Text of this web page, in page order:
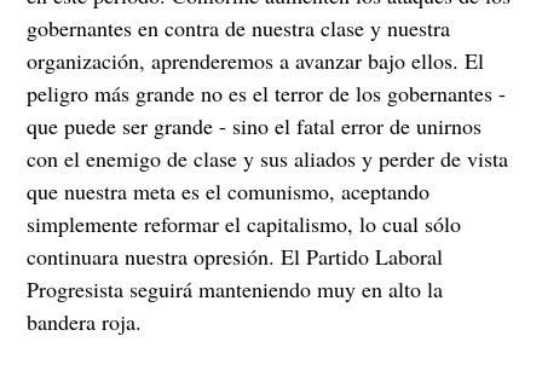
gobernantes en contra de nuestra clase y nuestra
organización, aprenderemos a avanzar bajo ellos. El
peligro más grande no es el terror de los gobernantes -
que puede ser grande - sino el fatal error de unirnos
con el enemigo de clase y sus aliados y perder de vista
que nuestra meta es el comunismo, aceptando
simplemente reformar el capitalismo, lo cual sólo
continuara nuestra opresión. El Partido Laboral
Progresista seguirá manteniendo muy en alto la
bandera roja.